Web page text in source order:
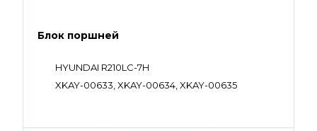
Блок поршней
HYUNDAI R210LC-7H
XKAY-00633, XKAY-00634, XKAY-00635